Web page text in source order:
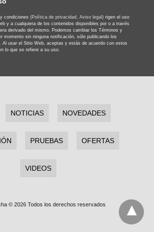
condiciones (Política de privacidad, Aviso legal) rigen el uso
y a cualquiera de los contenidos disponibles por o a través
derivado del mismo. Podemos cambiar los Términos y
momento sin ninguna notificación, sólo publicando los
Al usar el Sitio Web, aceptas y estás de acuerdo con estos
lo que se refiere a su uso.
NOTICIAS NOVEDADES
PRUEBAS OFERTAS
VIDEOS
© 2026 Todos los derechos reservados